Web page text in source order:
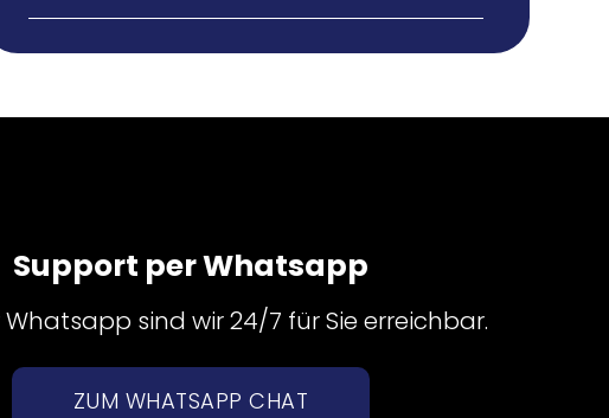
Support per Whatsapp
sind wir 24/7 für Sie erreichbar.
ZUM WHATSAPP CHAT